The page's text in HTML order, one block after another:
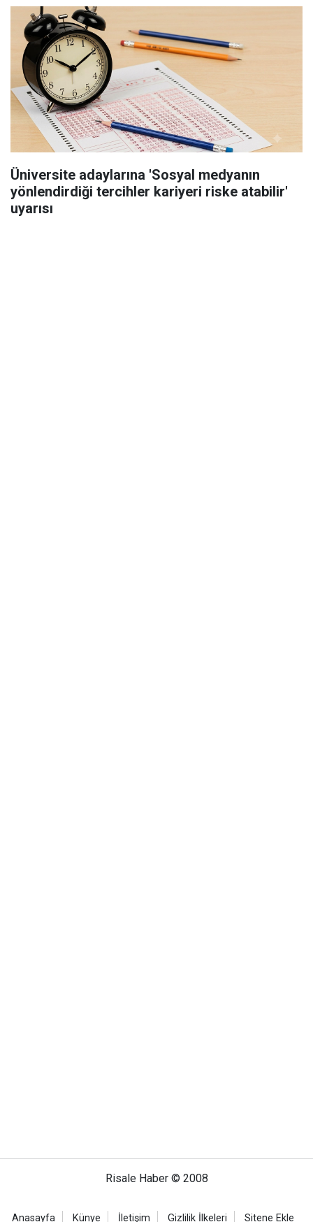
Üniversite adaylarına 'Sosyal medyanın
yönlendirdiği tercihler kariyeri riske atabilir'
uyarısı
Risale Haber © 2008
Anasayfa Künye İletişim Gizlilik İlkeleri Sitene Ekle